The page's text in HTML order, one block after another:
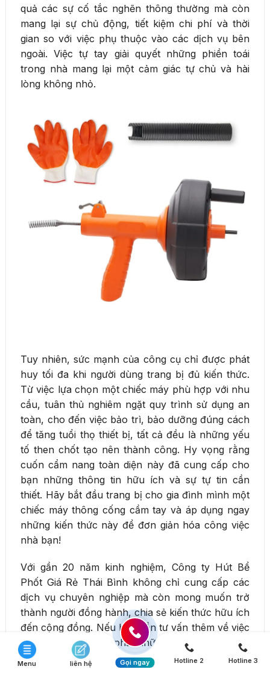
quả các sự cố tắc nghẽn thông thường mà còn
mang lại sự chủ động, tiết kiệm chi phí và thời
gian so với việc phụ thuộc vào các dịch vụ bên
ngoài. Việc tự tay giải quyết những phiền toái
trong nhà mang lại một cảm giác tự chủ và hài
lòng không nhỏ.
Tuy nhiên, sức mạnh của công cụ chỉ được phát
huy tối đa khi người dùng trang bị đủ kiến thức.
Từ việc lựa chọn một chiếc máy phù hợp với nhu
cầu, tuân thủ nghiêm ngặt quy trình sử dụng an
toàn, cho đến việc bảo trì, bảo dưỡng đúng cách
để tăng tuổi thọ thiết bị, tất cả đều là những yếu
tố then chốt tạo nên thành công. Hy vọng rằng
cuốn cẩm nang toàn diện này đã cung cấp cho
bạn những thông tin hữu ích và sự tự tin cần
thiết. Hãy bắt đầu trang bị cho gia đình mình một
chiếc máy thông cống cầm tay và áp dụng ngay
những kiến thức này để đơn giản hóa công việc
nhà bạn!
Với gần 20 năm kinh nghiệm, Công ty Hút Bể
Phốt Giá Rẻ Thái Bình không chỉ cung cấp các
dịch vụ chuyên nghiệp mà còn mong muốn trở
thành người đồng hành, chia sẻ kiến thức hữu ích
đến cộng đồng. Nếu bạn cần tư vấn thêm về việc
lựa chọn máy, gặp phải những sự cố tắc nghẽn
phức tạp, hoặc có bất kỳ thắc mắc nào về vệ
Menu liên hệ Gọi ngay Hotline 2 Hotline 3